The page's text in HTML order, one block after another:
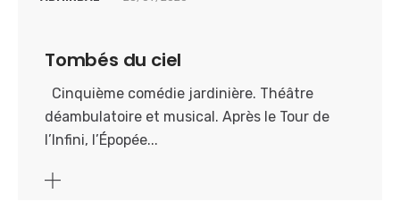
Tombés du ciel
Cinquième comédie jardinière. Théâtre
déambulatoire et musical. Après le Tour de
l’Infini, l’Épopée...